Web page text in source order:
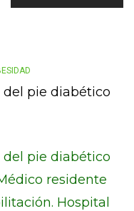
pie diabético
pie diabético
residente
Hospital